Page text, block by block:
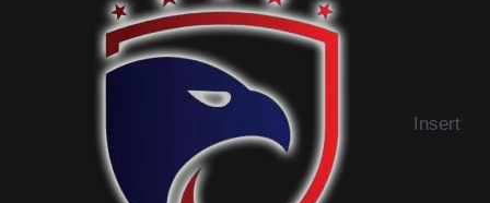
Insert